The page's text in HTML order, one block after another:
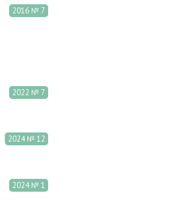
2016 № 7
2022 № 7
2024 № 12
2024 № 1